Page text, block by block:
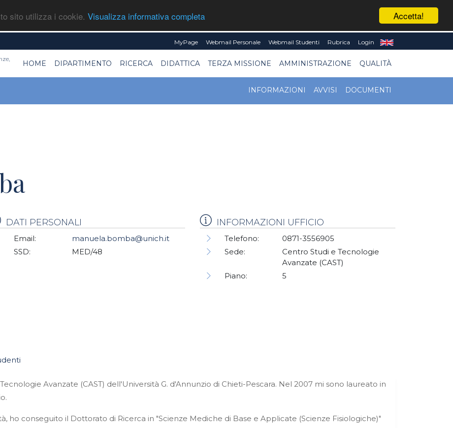
Accetta!
sito utilizza i cookie. Visualizza informativa completa
MyPage Webmail Personale Webmail Studenti Rubrica Login
HOME DIPARTIMENTO RICERCA DIDATTICA TERZA MISSIONE AMMINISTRAZIONE QUALITÀ
INFORMAZIONI AVVISI DOCUMENTI
DATI PERSONALI
Email:
manuela.bomba@unich.it
SSD:
MED/48
INFORMAZIONI UFFICIO
Telefono:
0871-3556905
Sede:
Centro Studi e Tecnologie
Avanzate (CAST)
Piano:
5
Avanzate (CAST) dell'Università G. d'Annunzio di Chieti-Pescara. Nel 2007 mi sono laureato in
ho conseguito il Dottorato di Ricerca in "Scienze Mediche di Base e Applicate (Scienze Fisiologiche)"